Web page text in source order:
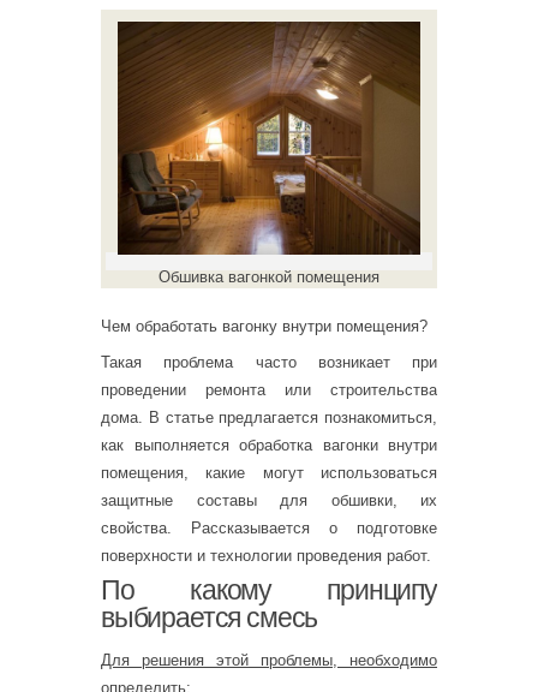
Обшивка вагонкой помещения
Чем обработать вагонку внутри помещения?
Такая проблема часто возникает при
проведении ремонта или строительства
дома. В статье предлагается познакомиться,
как выполняется обработка вагонки внутри
помещения, какие могут использоваться
защитные составы для обшивки, их
свойства. Рассказывается о подготовке
поверхности и технологии проведения работ.
По какому принципу
выбирается смесь
Для решения этой проблемы, необходимо
определить: